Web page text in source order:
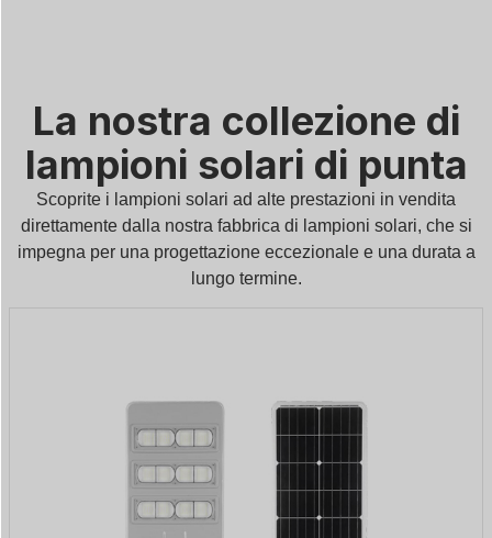
La nostra collezione di
lampioni solari di punta
Scoprite i lampioni solari ad alte prestazioni in vendita
direttamente dalla nostra fabbrica di lampioni solari, che si
impegna per una progettazione eccezionale e una durata a
lungo termine.